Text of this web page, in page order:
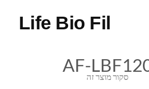
Life Bio Fil
סקור מוצר זה
AF-